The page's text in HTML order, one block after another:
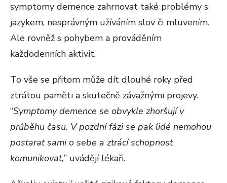
symptomy demence zahrnovat také problémy s
jazykem, nesprávným užíváním slov či mluvením.
Ale rovněž s pohybem a prováděním
každodenních aktivit.
To vše se přitom může dít dlouhé roky před
ztrátou paměti a skutečně závažnými projevy.
“Symptomy demence se obvykle zhoršují v
průběhu času. V pozdní fázi se pak lidé nemohou
postarat sami o sebe a ztrácí schopnost
komunikovat,” uvádějí lékaři.